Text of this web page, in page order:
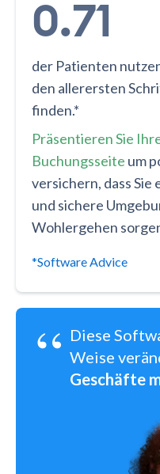
0.71
der Patienten
den allerersten
finden.*
Präsentieren Sie
Buchungsseite um
versichern, dass
und sichere
Wohlergehen
*Software Advice
“ Diese
Weise
Geschäfte